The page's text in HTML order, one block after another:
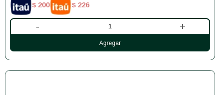
$ 200 $ 226
- +